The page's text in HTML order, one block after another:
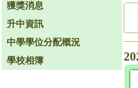
獲獎消息
升中資訊
中學學位分配概況
學校相簿